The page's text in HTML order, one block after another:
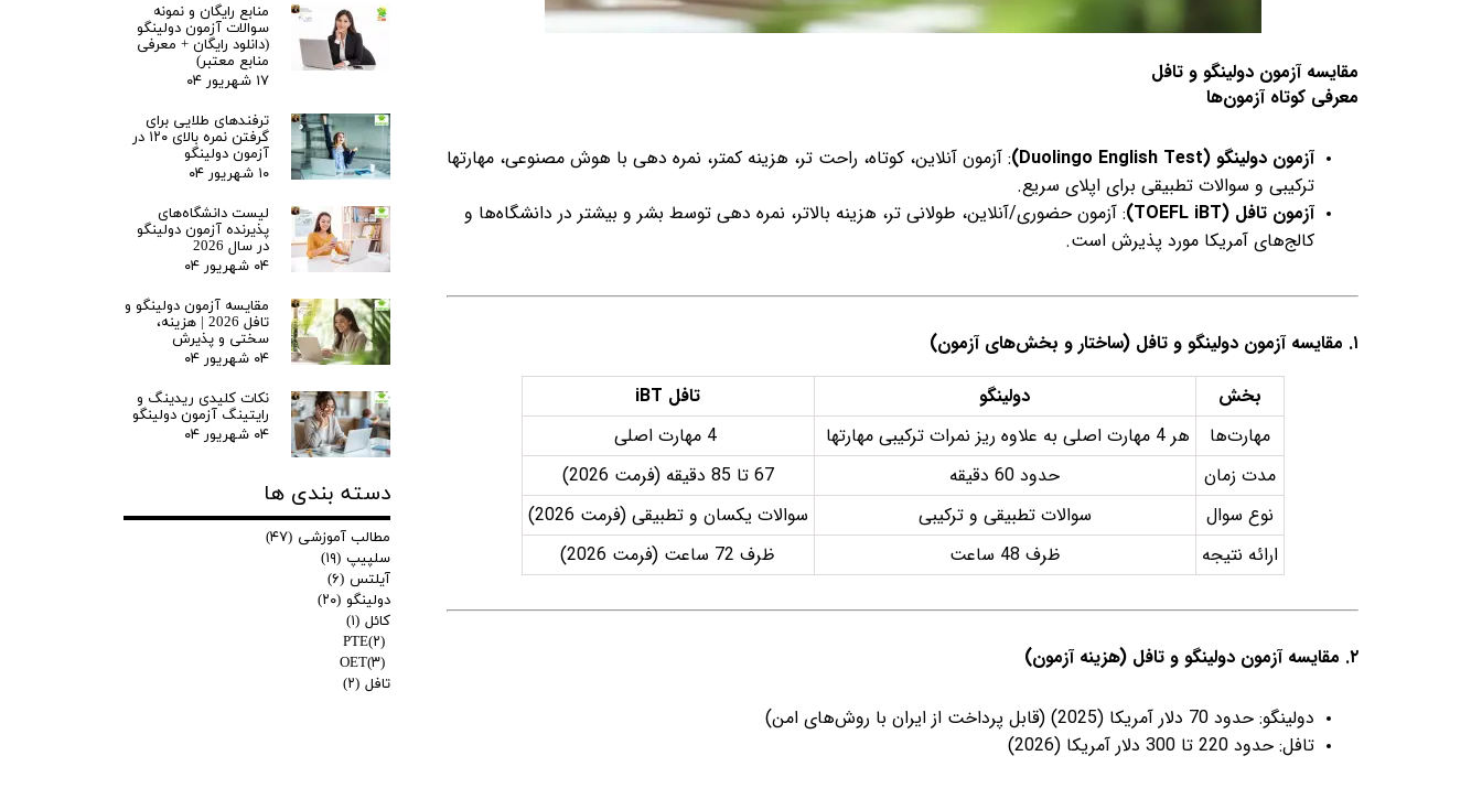
مقایسه آزمون دولینگو و تافل
معرفی کوتاه آزمون‌ها
آزمون دولینگو (Duolingo English Test)
: آزمون آنلاین، کوتاه، راحت تر، هزینه کمتر، نمره دهی با هوش مصنوعی، مهارتها
ترکیبی و سوالات تطبیقی برای اپلای سریع.
آزمون تافل (TOEFL iBT)
: آزمون حضوری/آنلاین، طولانی تر، هزینه بالاتر، نمره دهی توسط بشر و بیشتر در دانشگاه‌ها و
کالج‌های آمریکا مورد پذیرش است.
۱. مقایسه آزمون دولینگو و تافل (ساختار و بخش‌های آزمون)
بخش
دولینگو
تافل iBT
مهارت‌ها
هر 4 مهارت اصلی به علاوه ریز نمرات ترکیبی مهارتها
4 مهارت اصلی
مدت زمان
حدود 60 دقیقه
67 تا 85 دقیقه (فرمت 2026)
نوع سوال
سوالات تطبیقی و ترکیبی
سوالات یکسان و تطبیقی (فرمت 2026)
ارائه نتیجه
ظرف 48 ساعت ظرف 72 ساعت (فرمت 2026)
۲. مقایسه آزمون دولینگو و تافل (هزینه آزمون)
دولینگو: حدود 70 دلار آمریکا (2025) (قابل پرداخت از ایران با روش‌های امن)
تافل: حدود 220 تا 300 دلار آمریکا (2026)
منابع رایگان و نمونه
سوالات آزمون دولینگو
(دانلود رایگان + معرفی
منابع معتبر)
۱۷ شهریور ۰۴
ترفندهای طلایی برای
گرفتن نمره بالای ۱۲۰ در
آزمون دولینگو
۱۰ شهریور ۰۴
لیست دانشگاه‌های
پذیرنده آزمون دولینگو
در سال 2026
۰۴ شهریور ۰۴
مقایسه آزمون دولینگو و
تافل 2026 | هزینه،
سختی و پذیرش
۰۴ شهریور ۰۴
نکات کلیدی ریدینگ و
رایتینگ آزمون دولینگو
۰۴ شهریور ۰۴
دسته بندی ها
مطالب آموزشی (۴۷)
سلپیپ (۱۹)
آیلتس (۶)
دولینگو (۲۰)
کائل (۱)
PTE(۲)
OET(۳)
تافل (۲)